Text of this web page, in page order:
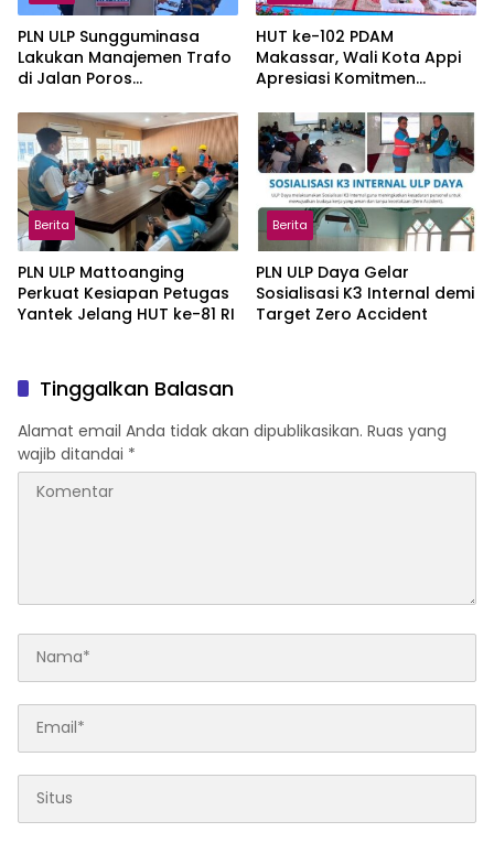
PLN ULP Sungguminasa
Lakukan Manajemen Trafo
di Jalan Poros
ke-81 RI
HUT ke-102 PDAM
Makassar, Wali Kota Appi
Apresiasi Komitmen
Bersih
Berita
PLN ULP Mattoanging
Perkuat Kesiapan Petugas
Yantek Jelang HUT ke-81 RI
Berita
PLN ULP Daya Gelar
Sosialisasi K3 Internal demi
Target Zero Accident
Tinggalkan Balasan
Alamat email Anda tidak akan dipublikasikan. Ruas yang
wajib ditandai *